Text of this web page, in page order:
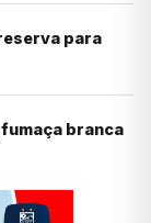
para
branca